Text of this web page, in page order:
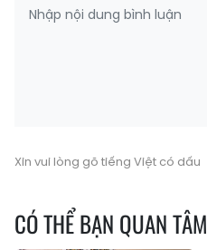
Xin vui lòng gõ tiếng Việt có dấu
CÓ THỂ BẠN QUAN TÂM